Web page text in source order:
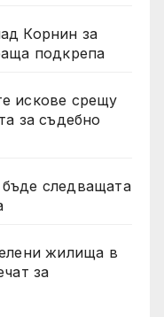
Корнин за
подкрепа
искове срещу
за съдебно
следващата
жилища в
за